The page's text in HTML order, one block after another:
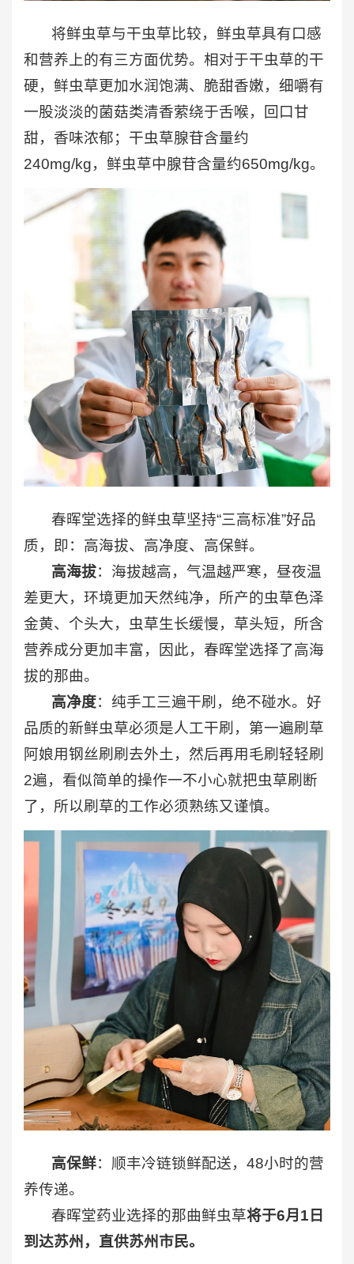
将鲜虫草与干虫草比较，鲜虫草具有口感
和营养上的有三方面优势。相对于干虫草的干
硬，鲜虫草更加水润饱满、脆甜香嫩，细嚼有
一股淡淡的菌菇类清香萦绕于舌喉，回口甘
甜，香味浓郁；干虫草腺苷含量约
240mg/kg，鲜虫草中腺苷含量约650mg/kg。
春晖堂选择的鲜虫草坚持“三高标准”好品
质，即：高海拔、高净度、高保鲜。
高海拔：海拔越高，气温越严寒，昼夜温
差更大，环境更加天然纯净，所产的虫草色泽
金黄、个头大，虫草生长缓慢，草头短，所含
营养成分更加丰富，因此，春晖堂选择了高海
拔的那曲。
高净度：纯手工三遍干刷，绝不碰水。好
品质的新鲜虫草必须是人工干刷，第一遍刷草
阿娘用钢丝刷刷去外土，然后再用毛刷轻轻刷
2遍，看似简单的操作一不小心就把虫草刷断
了，所以刷草的工作必须熟练又谨慎。
高保鲜：顺丰冷链锁鲜配送，48小时的营
养传递。
春晖堂药业选择的那曲鲜虫草将于6月1日
到达苏州，直供苏州市民。